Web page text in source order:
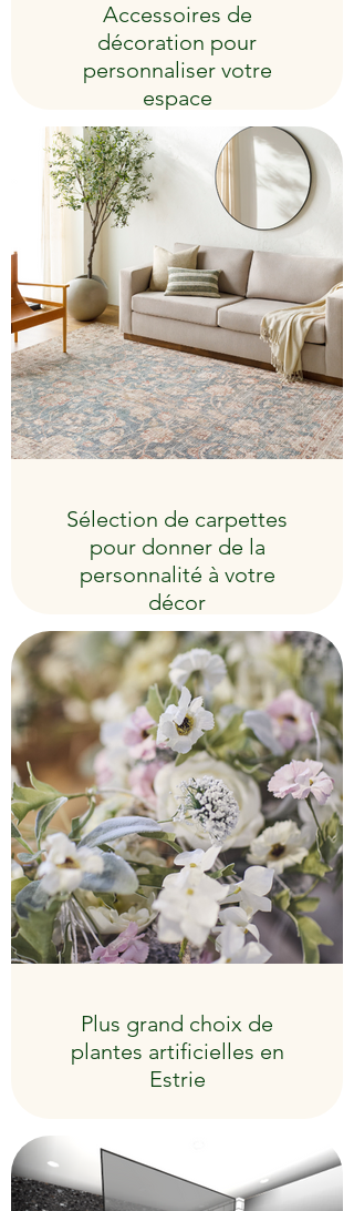
Accessoires de
décoration pour
personnaliser votre
espace
Sélection de carpettes
pour donner de la
personnalité à votre
décor
Plus grand choix de
plantes artificielles en
Estrie